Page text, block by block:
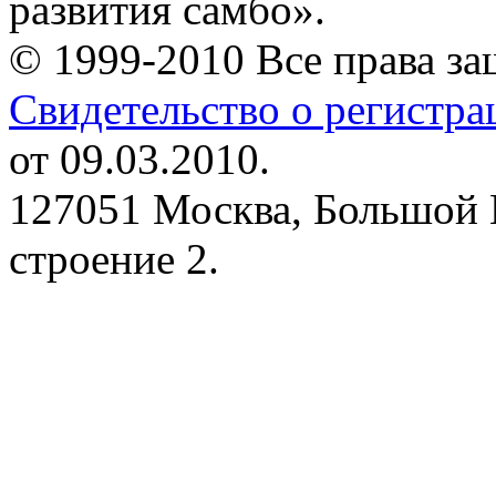
развития самбо».
© 1999-2010 Все права
Свидетельство о
от 09.03.2010.
127051 Москва, Большой
строение 2.